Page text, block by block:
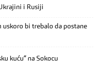
i Rusiji
uskoro bi trebalo da postane
kuću“ na Sokocu